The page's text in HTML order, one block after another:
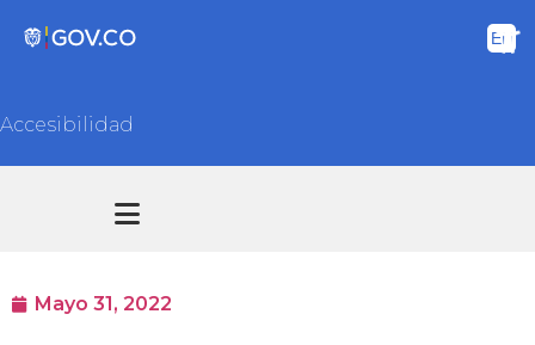
Accesibilidad
Mayo 31, 2022